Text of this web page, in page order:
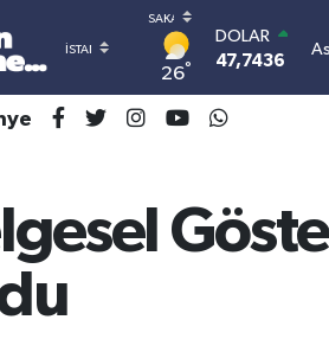
26°
DOLAR
47,7436
55,2510
6660.55
BİST100